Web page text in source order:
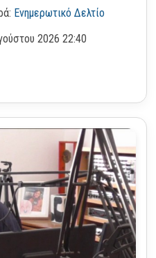
Ενημερωτικό Δελτίο
2026 22:40